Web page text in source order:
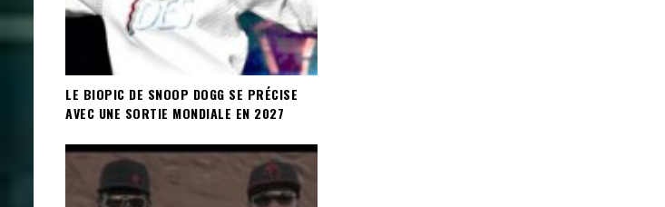
LE BIOPIC DE SNOOP DOGG SE PRÉCISE
AVEC UNE SORTIE MONDIALE EN 2027